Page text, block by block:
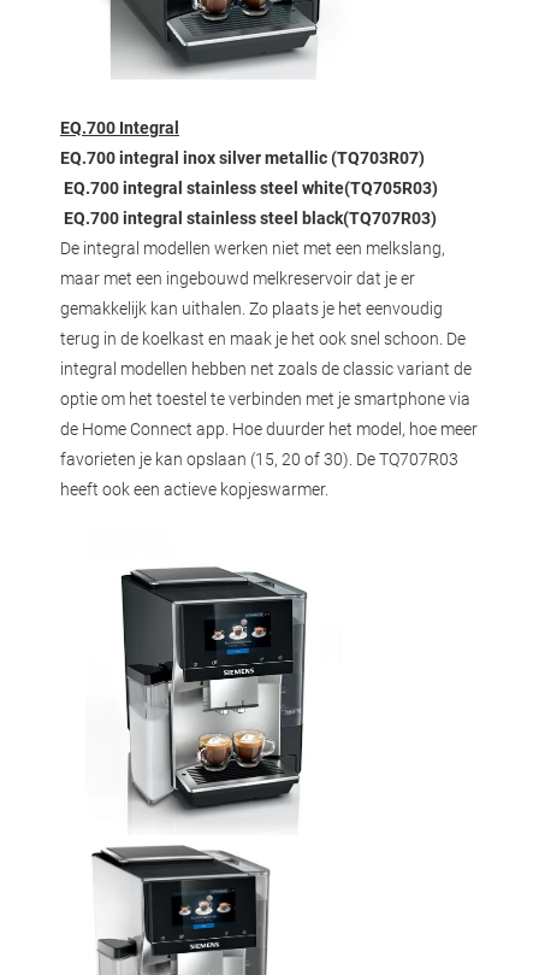
EQ.700 Integral
EQ.700 integral inox silver metallic (TQ703R07)
EQ.700 integral stainless steel white(TQ705R03)
EQ.700 integral stainless steel black(TQ707R03)
De integral modellen werken niet met een melkslang,
maar met een ingebouwd melkreservoir dat je er
gemakkelijk kan uithalen. Zo plaats je het eenvoudig
terug in de koelkast en maak je het ook snel schoon. De
integral modellen hebben net zoals de classic variant de
optie om het toestel te verbinden met je smartphone via
de Home Connect app. Hoe duurder het model, hoe meer
favorieten je kan opslaan (15, 20 of 30). De TQ707R03
heeft ook een actieve kopjeswarmer.